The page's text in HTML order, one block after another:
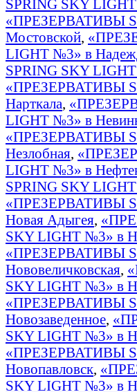
SPRING SKY
«ПРЕЗЕРВАТИВЫ
Мостовской,
LIGHT №3» в
SPRING SKY
«ПРЕЗЕРВАТИВЫ
Нарткала,
LIGHT №3» в
«ПРЕЗЕРВАТИВЫ
Незлобная,
LIGHT №3» в
SPRING SKY
«ПРЕЗЕРВАТИВЫ
Новая Адыгея,
SKY LIGHT №3» в
«ПРЕЗЕРВАТИВЫ
Нововеличковская,
SKY LIGHT №3» в
«ПРЕЗЕРВАТИВЫ
Новозаведенное,
SKY LIGHT №3» в
«ПРЕЗЕРВАТИВЫ
Новопавловск,
SKY LIGHT №3» в